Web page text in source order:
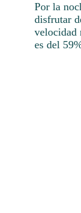
Por la
disfrutar
velocidad
es del